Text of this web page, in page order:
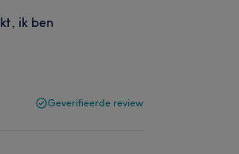
ik ben
Geverifieerde review